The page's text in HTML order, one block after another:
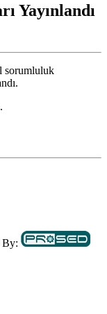
Yayınlandı
sorumluluk
By: